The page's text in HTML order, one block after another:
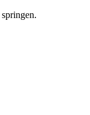
springen.